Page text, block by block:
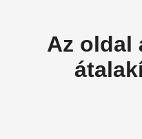
Az oldal